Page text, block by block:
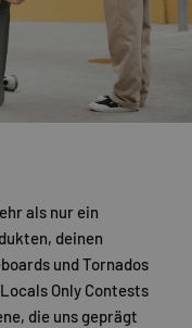
als nur ein
deinen
und Tornados
Only Contests
die uns geprägt